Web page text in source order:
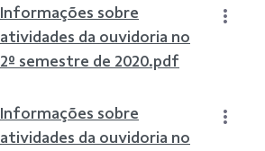
Informações sobre
atividades da ouvidoria no
2º semestre de 2020.pdf
Informações sobre
atividades da ouvidoria no